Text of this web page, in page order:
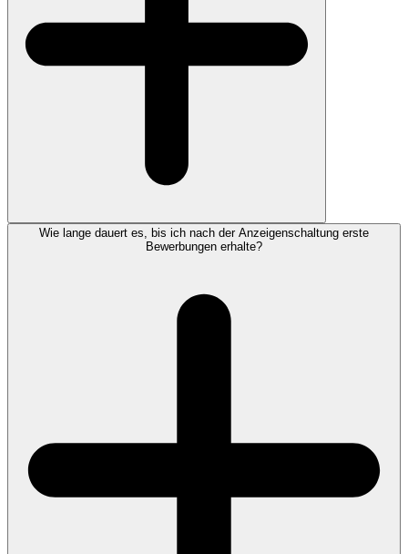
Wie lange dauert es, bis ich nach der Anzeigenschaltung erste
Bewerbungen erhalte?